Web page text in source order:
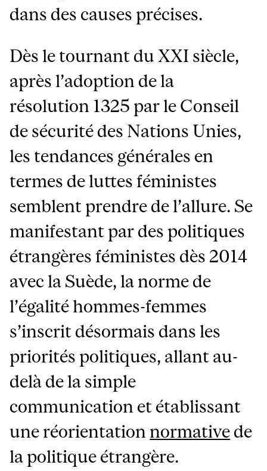
dans des causes précises.
Dès le tournant du XXI siècle,
après l’adoption de la
résolution 1325 par le Conseil
de sécurité des Nations Unies,
les tendances générales en
termes de luttes féministes
semblent prendre de l’allure. Se
manifestant par des politiques
étrangères féministes dès 2014
avec la Suède, la norme de
l’égalité hommes-femmes
s’inscrit désormais dans les
priorités politiques, allant au-
delà de la simple
communication et établissant
une réorientationnormative de
la politique étrangère.